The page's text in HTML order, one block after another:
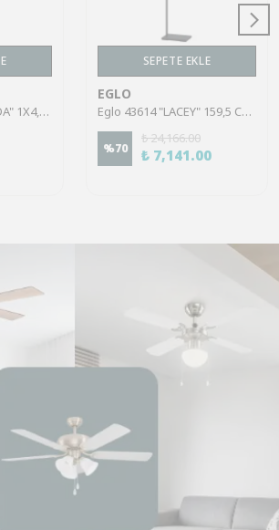
Eglo 75321 "ALAMEDA" 1X4,5W Çelik Nikel Mat Sıva Üstü Spot
SEPETE EKLE
EGLO
Eglo 43614 "LACEY" 159,5 Cm Yüksekliğinde Çelik, Ahşap Köşe Lambası Lambader
%70
₺ 24,166.00
₺ 7,141.00